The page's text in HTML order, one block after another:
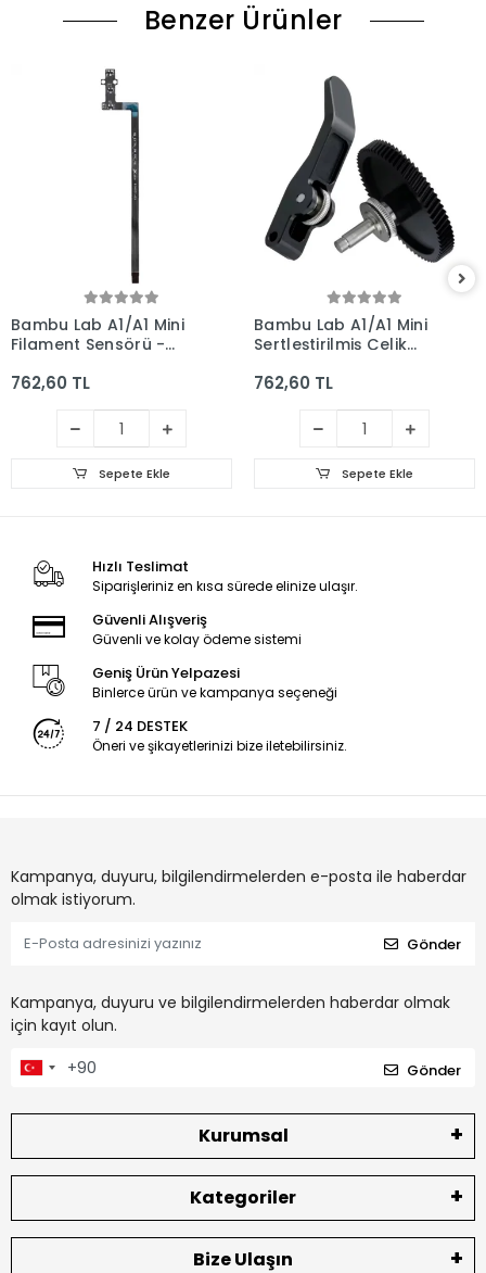
Benzer Ürünler
Bambu Lab A1/A1 Mini
Filament Sensörü -
762,60 TL
Sepete Ekle
Bambu Lab A1/A1 Mini
Sertleştirilmiş Çelik
Extruder Dişli Seti -
762,60 TL
Sepete Ekle
Hızlı Teslimat
Siparişleriniz en kısa sürede elinize ulaşır.
Güvenli Alışveriş
Güvenli ve kolay ödeme sistemi
Geniş Ürün Yelpazesi
Binlerce ürün ve kampanya seçeneği
7 / 24 DESTEK
Öneri ve şikayetlerinizi bize iletebilirsiniz.
Kampanya, duyuru, bilgilendirmelerden e-posta ile haberdar
olmak istiyorum.
Gönder
Kampanya, duyuru ve bilgilendirmelerden haberdar olmak
için kayıt olun.
Gönder
Kurumsal
Kategoriler
Bize Ulaşın